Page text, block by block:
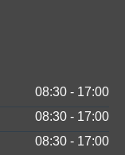
08:30 - 17:00
08:30 - 17:00
08:30 - 17:00